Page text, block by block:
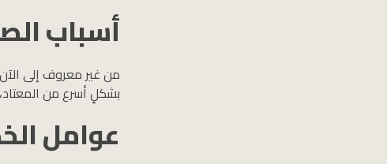
أسباب
من غير معروف إلى الآن
بشكلٍ أسرع من المعتاد، ففي الوضع
عوامل